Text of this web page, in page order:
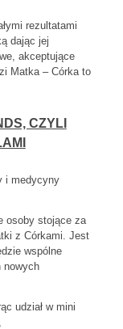
rezultatami
dając jej
akceptujące
Matka – Córka to
CZYLI
i medycyny
osoby stojące za
z Córkami. Jest
wspólne
nowych
udział w mini